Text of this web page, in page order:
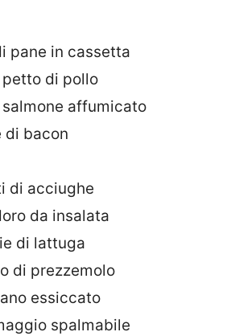
pane in cassetta
petto di pollo
affumicato
di bacon
di acciughe
da insalata
di lattuga
di prezzemolo
essiccato
spalmabile